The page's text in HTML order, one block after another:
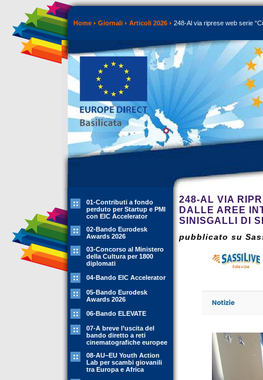
Home Giornali Articoli 2026 248-Al via riprese web serie
01-Contributi a fondo
perduto per Startup e PMI
con EIC Accelerator
02-Bando Eurodesk
Awards 2026
03-Concorso al Ministero
della Cultura per 1800
diplomati
04-Bando EIC Accelerator
05-Bando Eurodesk
Awards 2026
06-Bando ELEVATE
07-A breve l’uscita del
bando diretto a reti
cinematografiche europee
08-AU–EU Youth Action
Lab per scambi giovanili
tra Europa e Africa
248-AL VIA
DALLE AREE
SINISGALLI DI
pubblicato su